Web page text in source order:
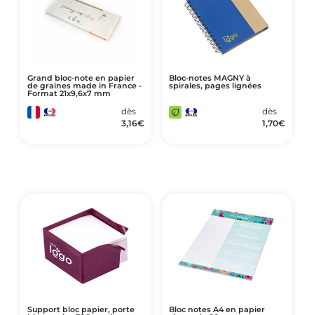
Grand bloc-note en papier
de graines made in France -
Format 21x9,6x7 mm
dès
3,16€
Bloc-notes MAGNY à
spirales, pages lignées
dès
1,70€
Support bloc papier, porte Bloc notes A4 en papier